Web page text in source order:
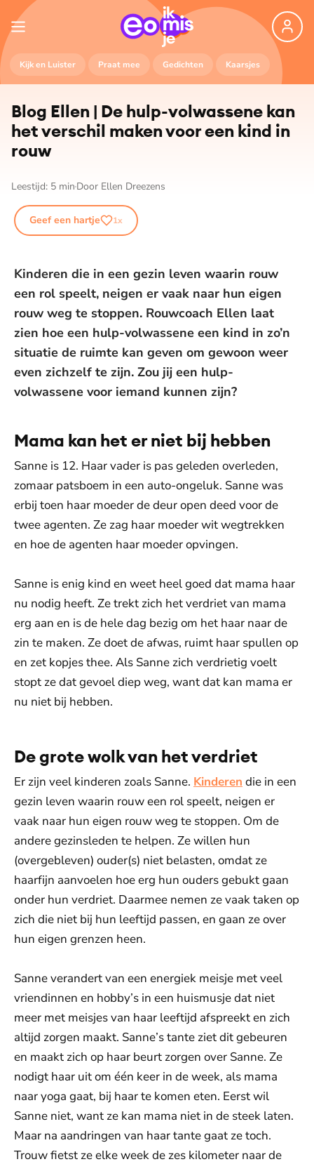
Kijk en Luister Praat mee Gedichten Kaarsjes
Blog Ellen | De hulp-volwassene kan
het verschil maken voor een kind in
rouw
Leestijd: 5 min Door Ellen Dreezens
Geef een hartje 1x
Kinderen die in een gezin leven waarin rouw
een rol speelt, neigen er vaak naar hun eigen
rouw weg te stoppen. Rouwcoach Ellen laat
zien hoe een hulp-volwassene een kind in zo’n
situatie de ruimte kan geven om gewoon weer
even zichzelf te zijn. Zou jij een hulp-
volwassene voor iemand kunnen zijn?
Mama kan het er niet bij hebben
Sanne is 12. Haar vader is pas geleden overleden,
zomaar patsboem in een auto-ongeluk. Sanne was
erbij toen haar moeder de deur open deed voor de
twee agenten. Ze zag haar moeder wit wegtrekken
en hoe de agenten haar moeder opvingen.
Sanne is enig kind en weet heel goed dat mama haar
nu nodig heeft. Ze trekt zich het verdriet van mama
erg aan en is de hele dag bezig om het haar naar de
zin te maken. Ze doet de afwas, ruimt haar spullen op
en zet kopjes thee. Als Sanne zich verdrietig voelt
stopt ze dat gevoel diep weg, want dat kan mama er
nu niet bij hebben.
De grote wolk van het verdriet
Er zijn veel kinderen zoals Sanne. Kinderen die in een
gezin leven waarin rouw een rol speelt, neigen er
vaak naar hun eigen rouw weg te stoppen. Om de
andere gezinsleden te helpen. Ze willen hun
(overgebleven) ouder(s) niet belasten, omdat ze
haarfijn aanvoelen hoe erg hun ouders gebukt gaan
onder hun verdriet. Daarmee nemen ze vaak taken op
zich die niet bij hun leeftijd passen, en gaan ze over
hun eigen grenzen heen.
Sanne verandert van een energiek meisje met veel
vriendinnen en hobby’s in een huismusje dat niet
meer met meisjes van haar leeftijd afspreekt en zich
altijd zorgen maakt. Sanne’s tante ziet dit gebeuren
en maakt zich op haar beurt zorgen over Sanne. Ze
nodigt haar uit om één keer in de week, als mama
naar yoga gaat, bij haar te komen eten. Eerst wil
Sanne niet, want ze kan mama niet in de steek laten.
Maar na aandringen van haar tante gaat ze toch.
Trouw fietst ze elke week de zes kilometer naar de